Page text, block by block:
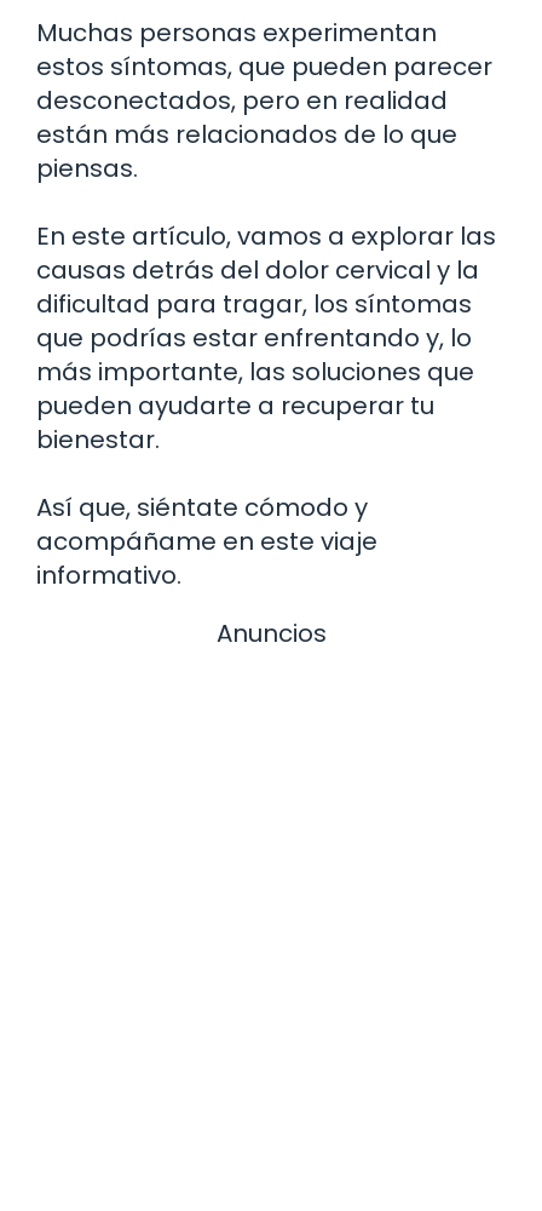
Muchas personas experimentan
estos síntomas, que pueden parecer
desconectados, pero en realidad
están más relacionados de lo que
piensas.
En este artículo, vamos a explorar las
causas detrás del dolor cervical y la
dificultad para tragar, los síntomas
que podrías estar enfrentando y, lo
más importante, las soluciones que
pueden ayudarte a recuperar tu
bienestar.
Así que, siéntate cómodo y
acompáñame en este viaje
informativo.
Anuncios